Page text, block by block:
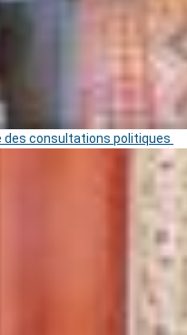
des consultations politiques